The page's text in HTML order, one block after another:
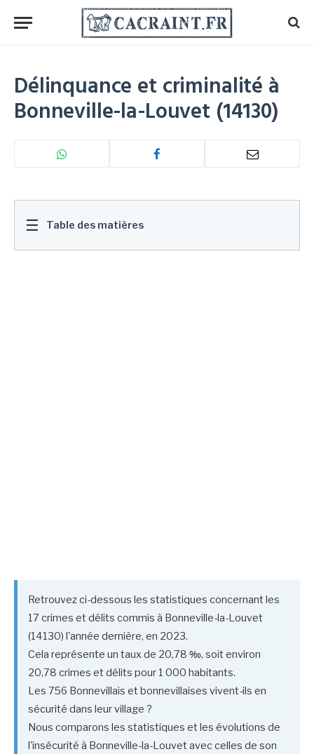
Délinquance et criminalité à
Bonneville-la-Louvet (14130)
☰ Table des matières
Retrouvez ci-dessous les statistiques concernant les
17 crimes et délits commis à Bonneville-la-Louvet
(14130) l'année dernière, en 2023.
Cela représente un taux de 20,78 ‰, soit environ
20,78 crimes et délits pour 1 000 habitants.
Les 756 Bonnevillais et bonnevillaises vivent-ils en
sécurité dans leur village ?
Nous comparons les statistiques et les évolutions de
l'insécurité à Bonneville-la-Louvet avec celles de son